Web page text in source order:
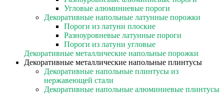
Угловые алюминиевые пороги
Декоративные напольные латунные порожки
Пороги из латуни плоские
Разноуровневые латунные пороги
Пороги из латуни угловые
Декоративные металлические напольные порожки
Декоративные металлические напольные плинтусы
Декоративные напольные плинтусы из
нержавеющей стали
Декоративные напольные алюминиевые плинтусы